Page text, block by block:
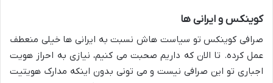
کوینکس و ایرانی ها
صرافی کوینکس تو سیاست هاش نسبت به ایرانی ها خیلی منعطف
عمل کرده. تا الان که داریم صحبت می کنیم، نیازی به احراز هویت
اجباری تو این صرافی نیست و می تونی بدون اینکه مدارک هویتیت